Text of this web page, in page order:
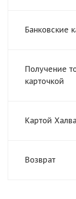
Банковские
Получение
карточкой
Картой Халва
Возврат